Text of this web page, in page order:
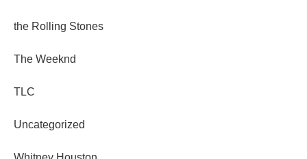
the Rolling Stones
The Weeknd
TLC
Uncategorized